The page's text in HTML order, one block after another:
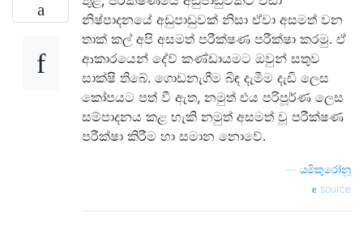
නිෂ්පාදනයේ අඩුපාඩුවක් නිසා ඒවා අසමත් වන
තාක් කල් අපි අසමත් පරීක්ෂණ පරීක්ෂා කරමු. ඒ
ආකාරයෙන් දේව් කණ්ඩායමට ඔවුන් සතුව
සාක්ෂි තිබේ. ගොඩනැගීම බිඳ දැමීම දැඩි ලෙස
කෝපයට පත් වී ඇත, නමුත් එය පරිපූර්ණ ලෙස
සම්පාදනය කළ හැකි නමුත් අසමත් වූ පරීක්ෂණ
පරීක්ෂා කිරීම හා සමාන නොවේ.
යමිකුරෝනූ
source